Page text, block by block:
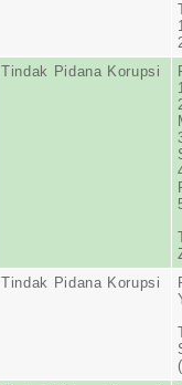
Tindak Pidana Korupsi
Tindak Pidana Korupsi